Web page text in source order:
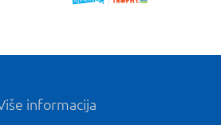
informacija